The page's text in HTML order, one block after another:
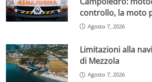
controllo, la moto
Agosto 7, 2026
Limitazioni alla
di Mezzola
Agosto 7, 2026